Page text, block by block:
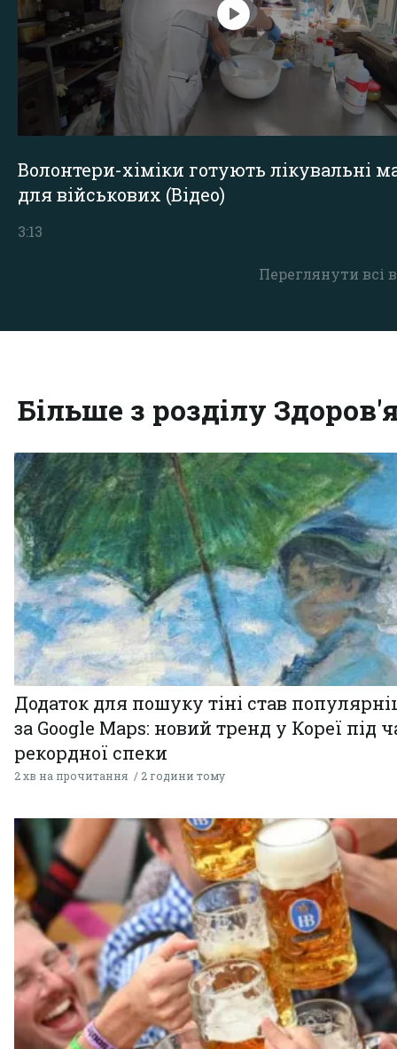
Переглянути всі
Волонтери-хіміки готують лікувальні
для військових (Відео)
3:13
Більше з розділу
Додаток для пошуку тіні став
за Google Maps: новий тренд у Кореї під
рекордної спеки
2 хв на прочитання 2 години тому